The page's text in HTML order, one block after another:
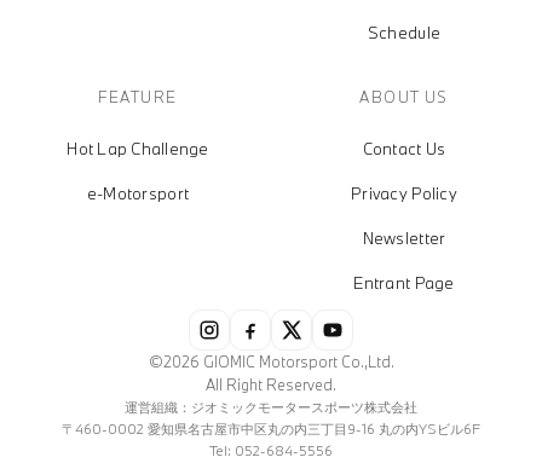
Schedule
FEATURE
Hot Lap Challenge
e-Motorsport
ABOUT US
Contact Us
Privacy Policy
Newsletter
Entrant Page
©2026 GIOMIC Motorsport Co.,Ltd.
All Right Reserved.
運営組織：ジオミックモータースポーツ株式会社
〒460-0002 愛知県名古屋市中区丸の内三丁目9-16 丸の内YSビル6F
Tel: 052-684-5556